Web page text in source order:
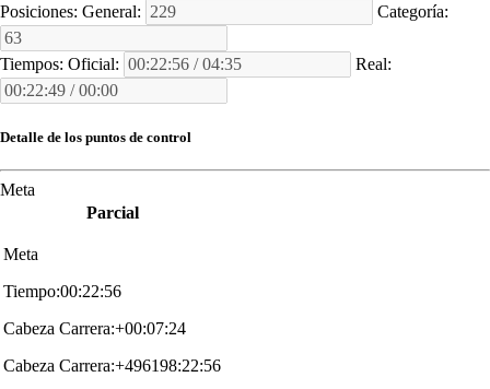
Posiciones: General: Categoría:
Tiempos: Oficial: Real:
Detalle de los puntos de control
Meta
Parcial
Meta
Tiempo:00:22:56
Cabeza Carrera:+00:07:24
Cabeza Carrera:+496198:22:56